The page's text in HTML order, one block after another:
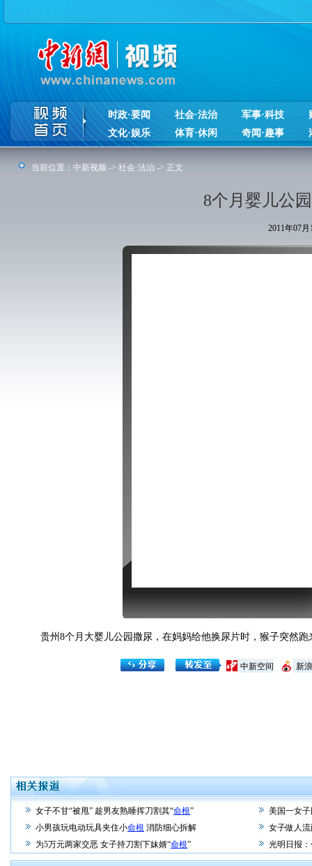
时政·要闻 社会·法治 军事·科技
文化·娱乐
体育·休闲 奇闻·趣事
当前位置： 中新视频 -> 社会·法治 -> 正文
8个月婴儿公
2011年07
贵州8个月大婴儿公园撒尿，在妈妈给他换尿片时，猴子突然跑
新
中新空间
女子不甘“被甩” 趁男友熟睡挥刀割其“命根”
美国一女
小男孩玩电动玩具夹住小命根 消防细心拆解
女子做人
为5万元两家交恶 女子持刀割下妹婿“命根” 光明日报